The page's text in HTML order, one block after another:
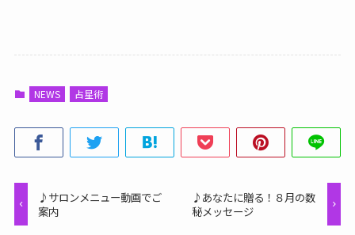
NEWS 占星術
♪サロンメニュー動画でご
案内
♪あなたに贈る！８月の数
秘メッセージ